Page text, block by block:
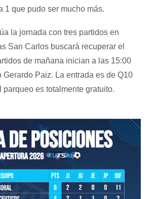
1 que pudo ser mucho más.
la jornada con tres partidos en
San Carlos buscará recuperar el
de mañana inician a las 15:00
Gerardo Paiz. La entrada es de Q10
parqueo es totalmente gratuito.